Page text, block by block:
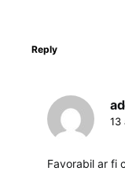
Reply
13
Favorabil ar fi